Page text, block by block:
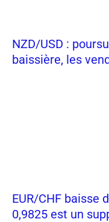
NZD/USD :
baissière, les
EUR/CHF baisse
0,9825 est un